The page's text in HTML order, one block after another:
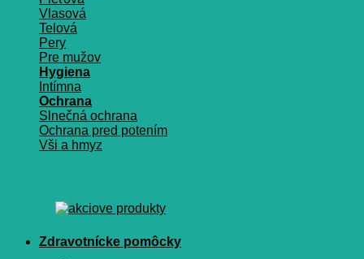
Vlasová
Telová
Pery
Pre mužov
Hygiena
Intímna
Ochrana
Slnečná ochrana
Ochrana pred potením
Vši a hmyz
Zdravotnícke pomôcky